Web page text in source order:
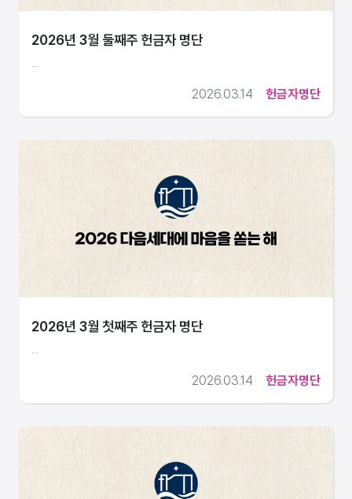
헌금자명단
2026.03.14
2026년 3월 둘째주 헌금자 명단
헌금자명단
2026.03.14
2026년 3월 첫째주 헌금자 명단